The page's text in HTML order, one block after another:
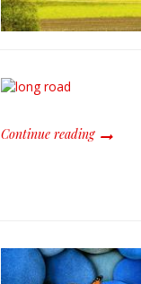
Continue reading